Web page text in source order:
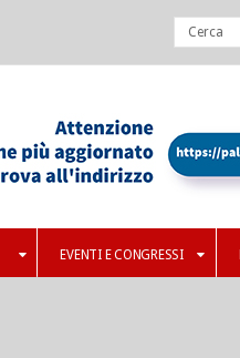
EVENTI E CONGRESSI